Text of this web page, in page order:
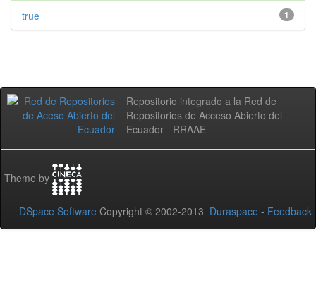
1
true
Repositorio integrado a la Red de
Repositorios de Acceso Abierto del
Ecuador - RRAAE
Theme by
DSpace Software Copyright © 2002-2013 Duraspace - Feedback